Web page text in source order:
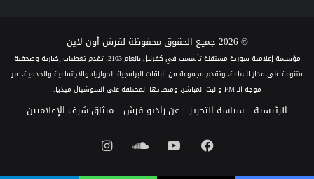
© 2026 جميع الحقوق محفوظة لفرش أون لاين
مؤسسة إعلامية سورية مستقلة تأسست في كفرنبل بالعام 2103، تقدم تغطيات إخبارية وصحفية
متنوعة على مدار الساعة، وتقدم مجموعة من الباقات البرامجية الحوارية والاجتماعية والخدمية، عبر
موجة الـ FM والبث المباشر، ومنصاتها المختلفة على السوشيال ميديا.
الرئيسية سياسة التحرير عن راديو فرش ميثاق شرف الإعلاميين
فيسبوكيوتيوبساوندانستقرام